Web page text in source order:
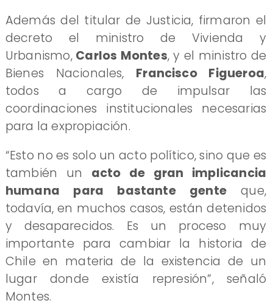
Además del titular de Justicia, firmaron el
decreto el ministro de Vivienda y
Urbanismo,Carlos Montes, y el ministro de
Bienes Nacionales, Francisco Figueroa,
todos a cargo de impulsar las
coordinaciones institucionales necesarias
para la expropiación.
“Esto no es solo un acto político, sino que es
también un acto de gran implicancia
humana para bastante gente que,
todavía, en muchos casos, están detenidos
y desaparecidos. Es un proceso muy
importante para cambiar la historia de
Chile en materia de la existencia de un
lugar donde existía represión”, señaló
Montes.